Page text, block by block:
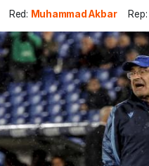
Red: Muhammad Akbar Rep: